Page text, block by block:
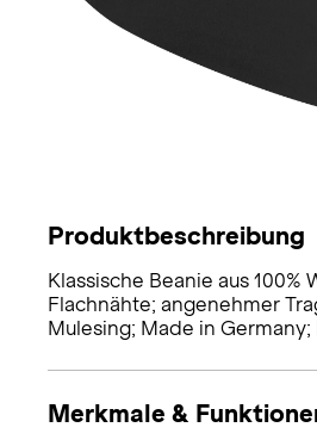
Produktbeschreibung
Klassische Beanie aus
Flachnähte; angenehmer
Mulesing; Made in
Merkmale &